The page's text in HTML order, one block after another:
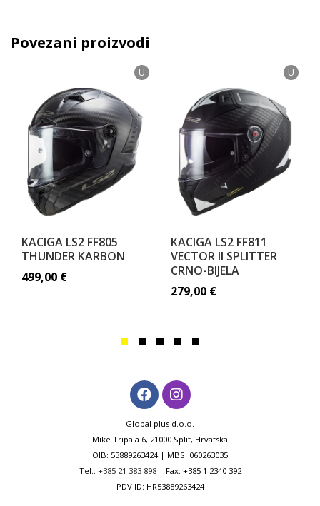
Povezani proizvodi
U
KACIGA LS2 FF805
THUNDER KARBON
499,00 €
U
KACIGA LS2 FF811
VECTOR II SPLITTER
CRNO-BIJELA
279,00 €
Global plus d.o.o.
Mike Tripala 6, 21000 Split, Hrvatska
OIB: 53889263424 | MBS: 060263035
Tel.: +385 21 383 898| Fax: +385 1 2340 392
PDV ID: HR53889263424